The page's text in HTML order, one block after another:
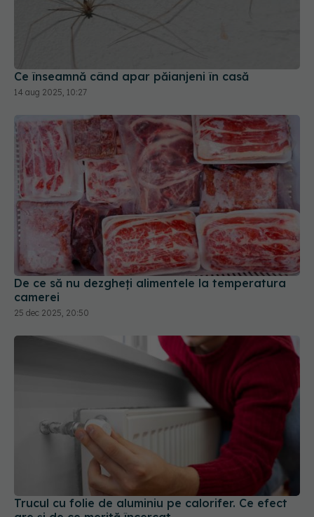
Ce înseamnă când apar păianjeni în casă
14 aug 2025, 10:27
De ce să nu dezgheți alimentele la temperatura
camerei
25 dec 2025, 20:50
Trucul cu folie de aluminiu pe calorifer. Ce efect